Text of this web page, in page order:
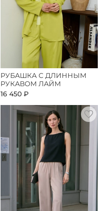
РУБАШКА С ДЛИННЫМ
РУКАВОМ ЛАЙМ
16 450 ₽